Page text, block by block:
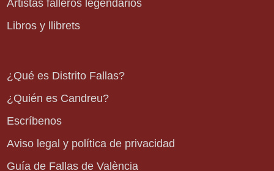
Artistas falleros legendarios
Libros y llibrets
¿Qué es Distrito Fallas?
¿Quién es Candreu?
Escríbenos
Aviso legal y política de privacidad
Guía de Fallas de València